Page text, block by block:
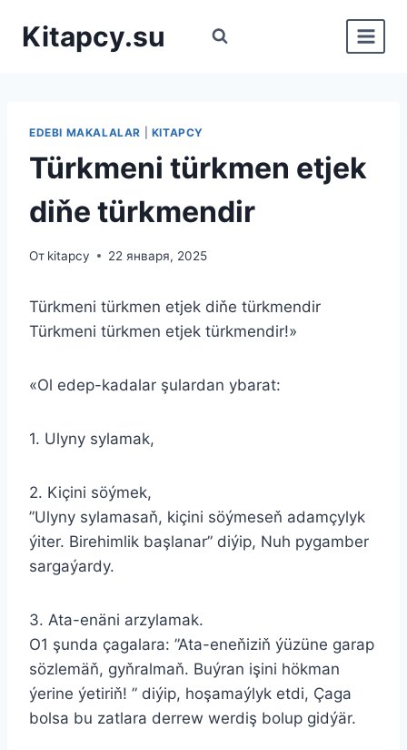
Kitapcy.su
EDEBI MAKALALAR KITAPCY
Türkmeni türkmen etjek
diňe türkmendir
От kitapcy 22 января, 2025
Türkmeni türkmen etjek diňe türkmendir
Türkmeni türkmen etjek türkmendir!»
«Ol edep-kadalar şulardan ybarat:
1. Ulyny sylamak,
2. Kiçini söýmek,
”Ulyny sylamasaň, kiçini söýmeseň adamçylyk
ýiter. Birehimlik başlanar” diýip, Nuh pygamber
sargaýardy.
3. Ata-enäni arzylamak.
O1 şunda çagalara: ”Ata-eneňiziň ýüzüne garap
sözlemäň, gyňralmaň. Buýran işini hökman
ýerine ýetiriň! ” diýip, hoşamaýlyk etdi, Çaga
bolsa bu zatlara derrew werdiş bolup gidýär.